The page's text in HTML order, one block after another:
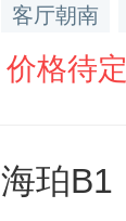
客厅朝南
价格待定
海珀B1